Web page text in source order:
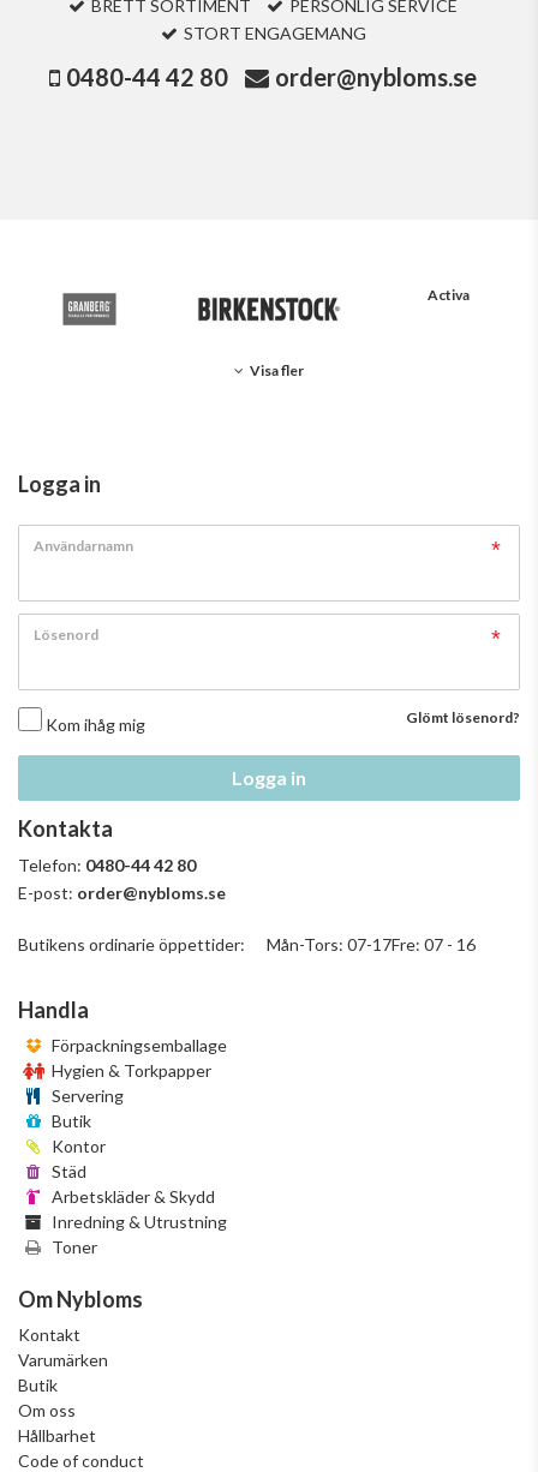
BRETT SORTIMENT
PERSONLIG SERVICE
STORT ENGAGEMANG
0480-44 42 80 order@nybloms.se
Activa
Visa fler
Logga in
Användarnamn
Lösenord
Kom ihåg mig Glömt lösenord?
Logga in
Kontakta
Telefon: 0480-44 42 80
E-post: order@nybloms.se
Butikens ordinarie öppettider: Mån-Tors: 07-17Fre: 07 - 16
Handla
Förpackningsemballage
Hygien & Torkpapper
Servering
Butik
Kontor
Städ
Arbetskläder & Skydd
Inredning & Utrustning
Toner
Om Nybloms
Kontakt
Varumärken
Butik
Om oss
Hållbarhet
Code of conduct